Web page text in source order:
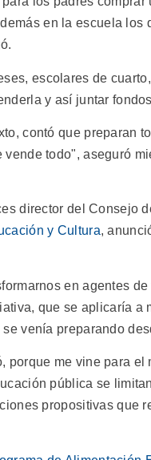
en la escuela
escolares de
y así juntar
contó que preparan
vende todo", aseguró
director del Consejo
y Cultura,
en agentes
que se aplicaría a
venía preparando
porque me vine para
pública se
propositivas que